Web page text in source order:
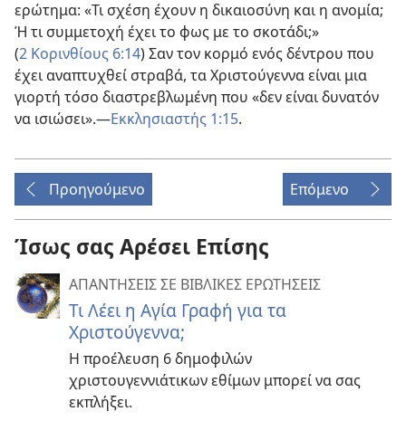
ερώτημα: «Τι σχέση έχουν η δικαιοσύνη και η ανομία;
Ή τι συμμετοχή έχει το φως με το σκοτάδι;»
(2 Κορινθίους 6:14) Σαν τον κορμό ενός δέντρου που
έχει αναπτυχθεί στραβά, τα Χριστούγεννα είναι μια
γιορτή τόσο διαστρεβλωμένη που «δεν είναι δυνατόν
να ισιώσει».—Εκκλησιαστής 1:15.
Προηγούμενο Επόμενο
Ίσως σας Αρέσει Επίσης
ΑΠΑΝΤΗΣΕΙΣ ΣΕ ΒΙΒΛΙΚΕΣ ΕΡΩΤΗΣΕΙΣ
Τι Λέει η Αγία Γραφή για τα
Χριστούγεννα;
Η προέλευση 6 δημοφιλών
χριστουγεννιάτικων εθίμων μπορεί να σας
εκπλήξει.